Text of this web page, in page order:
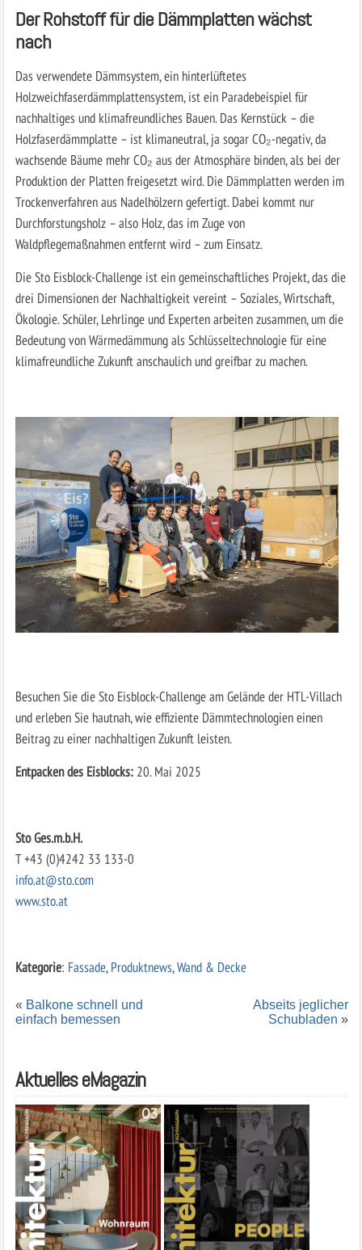
Der Rohstoff für die Dämmplatten wächst
nach
Das verwendete Dämmsystem, ein hinterlüftetes
Holzweichfaserdämmplattensystem, ist ein Paradebeispiel für
nachhaltiges und klimafreundliches Bauen. Das Kernstück – die
Holzfaserdämmplatte – ist klimaneutral, ja sogar CO₂-negativ, da
wachsende Bäume mehr CO₂ aus der Atmosphäre binden, als bei der
Produktion der Platten freigesetzt wird. Die Dämmplatten werden im
Trockenverfahren aus Nadelhölzern gefertigt. Dabei kommt nur
Durchforstungsholz – also Holz, das im Zuge von
Waldpflegemaßnahmen entfernt wird – zum Einsatz.
Die Sto Eisblock-Challenge ist ein gemeinschaftliches Projekt, das die
drei Dimensionen der Nachhaltigkeit vereint – Soziales, Wirtschaft,
Ökologie. Schüler, Lehrlinge und Experten arbeiten zusammen, um die
Bedeutung von Wärmedämmung als Schlüsseltechnologie für eine
klimafreundliche Zukunft anschaulich und greifbar zu machen.
Besuchen Sie die Sto Eisblock-Challenge am Gelände der HTL-Villach
und erleben Sie hautnah, wie effiziente Dämmtechnologien einen
Beitrag zu einer nachhaltigen Zukunft leisten.
Entpacken des Eisblocks: 20. Mai 2025
Sto Ges.m.b.H.
T +43 (0)4242 33 133-0
info.at@sto.com
www.sto.at
Kategorie: Fassade,Produktnews,Wand & Decke
« Balkone schnell und
einfach bemessen
Abseits jeglicher
Schubladen »
Aktuelles eMagazin